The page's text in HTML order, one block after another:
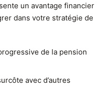
un avantage financier
dans votre stratégie de
de la pension
avec d’autres